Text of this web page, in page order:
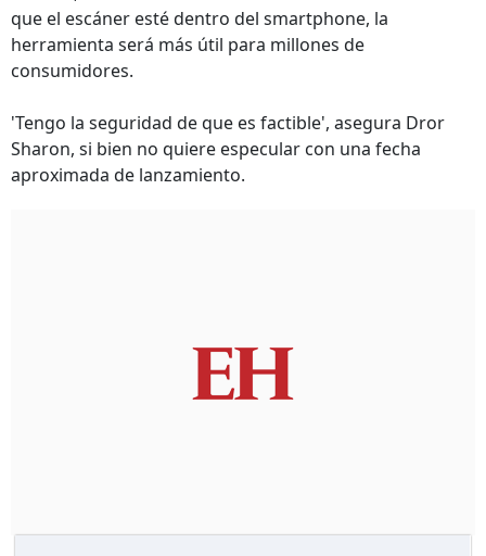
que el escáner esté dentro del smartphone, la
herramienta será más útil para millones de
consumidores.
'Tengo la seguridad de que es factible', asegura Dror
Sharon, si bien no quiere especular con una fecha
aproximada de lanzamiento.